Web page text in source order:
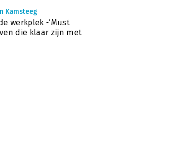
Kamsteeg
werkplek -‘Must
die klaar zijn met